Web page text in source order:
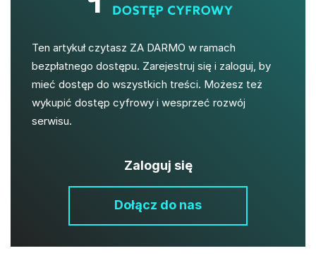
Ten artykuł czytasz ZA DARMO w ramach
bezpłatnego dostępu. Zarejestruj się i zaloguj, by
mieć dostęp do wszystkich treści. Możesz też
wykupić dostęp cyfrowy i wesprzeć rozwój
serwisu.
Zaloguj się
Dołącz do nas